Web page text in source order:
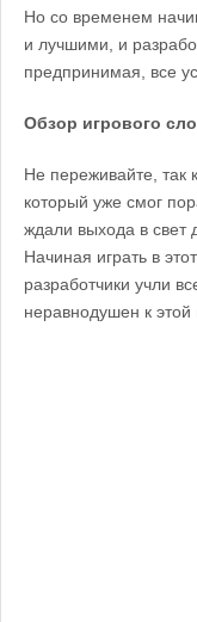
Но со временем
и лучшими, и
предпринимая, все
Обзор игрового
Не переживайте, так
который уже смог
ждали выхода в свет
Начиная играть в
разработчики учли
неравнодушен к этой